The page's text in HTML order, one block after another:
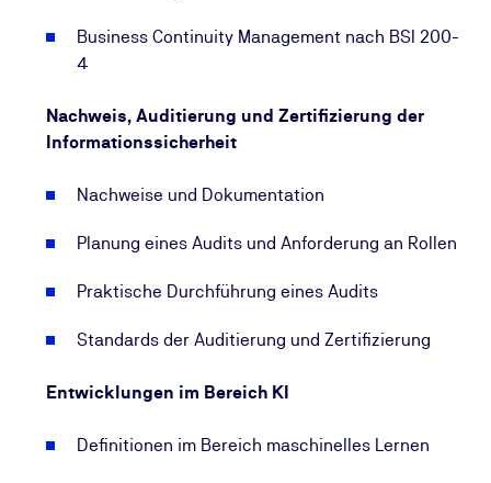
Business Continuity Management nach BSI 200-
4
Nachweis, Auditierung und Zertifizierung der
Informationssicherheit
Nachweise und Dokumentation
Planung eines Audits und Anforderung an Rollen
Praktische Durchführung eines Audits
Standards der Auditierung und Zertifizierung
Entwicklungen im Bereich KI
Definitionen im Bereich maschinelles Lernen